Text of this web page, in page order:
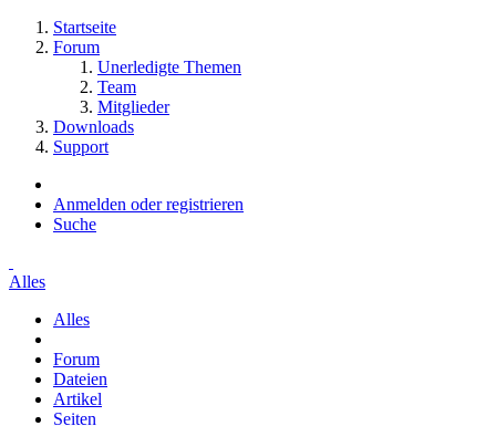
Startseite
Forum
Unerledigte Themen
Team
Mitglieder
Downloads
Support
Anmelden oder registrieren
Suche
Alles
Alles
Forum
Dateien
Artikel
Seiten